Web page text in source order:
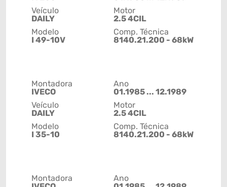
Veículo
DAILY
Modelo
I 49-10V
Motor
2.5 4CIL
Comp. Técnica
8140.21.200 - 68kW
Montadora
IVECO
Veículo
DAILY
Modelo
I 35-10
Ano
01.1985 ... 12.1989
Motor
2.5 4CIL
Comp. Técnica
8140.21.200 - 68kW
Montadora
Ano